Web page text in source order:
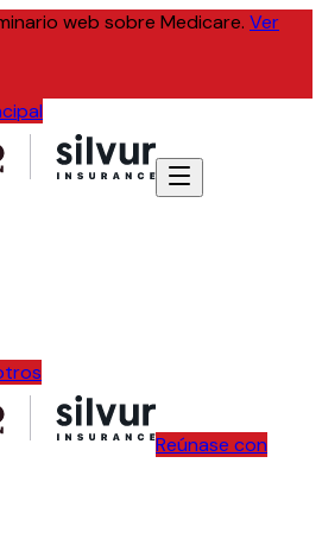
web sobre Medicare. Ver
Reúnase con